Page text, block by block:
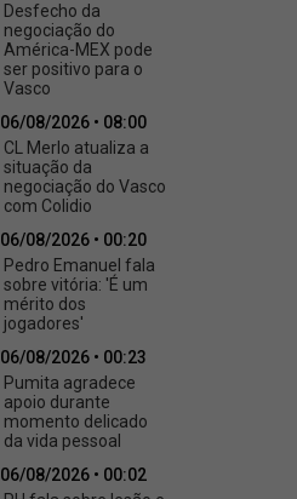
Desfecho da
negociação do
América-MEX pode
ser positivo para o
Vasco
06/08/2026 • 08:00
CL Merlo atualiza a
situação da
negociação do Vasco
com Colidio
06/08/2026 • 00:20
Pedro Emanuel fala
sobre vitória: 'É um
mérito dos
jogadores'
06/08/2026 • 00:23
Pumita agradece
apoio durante
momento delicado
da vida pessoal
06/08/2026 • 00:02